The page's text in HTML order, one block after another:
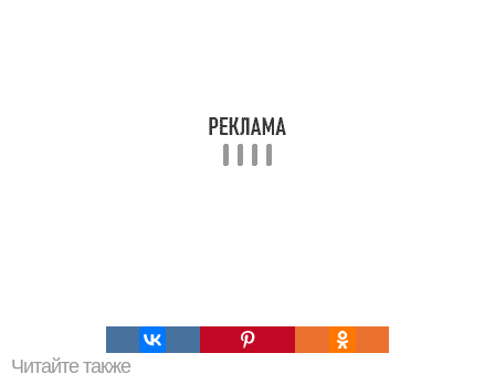
Читайте также